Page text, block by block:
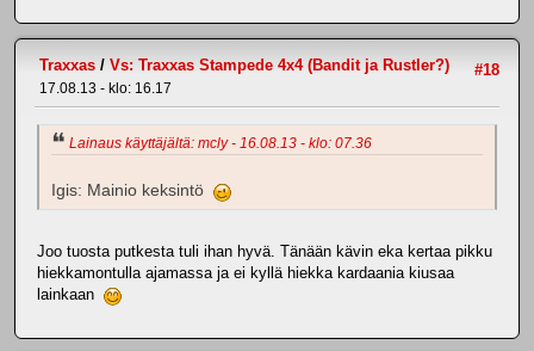
#18
Traxxas / Vs: Traxxas Stampede 4x4 (Bandit ja Rustler?)
17.08.13 - klo: 16.17
Lainaus käyttäjältä: mcly - 16.08.13 - klo: 07.36
Igis: Mainio keksintö
Joo tuosta putkesta tuli ihan hyvä. Tänään kävin eka kertaa pikku
hiekkamontulla ajamassa ja ei kyllä hiekka kardaania kiusaa
lainkaan